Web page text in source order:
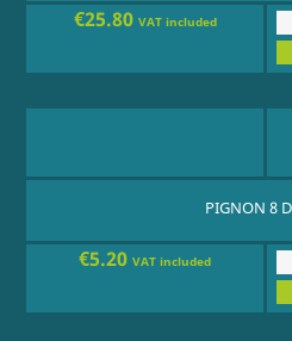
€25.80 VAT included
PIGNON 8
€5.20VAT included